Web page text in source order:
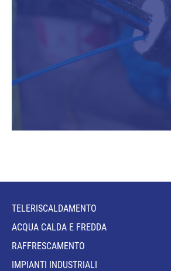
TELERISCALDAMENTO
ACQUA CALDA E FREDDA
RAFFRESCAMENTO
IMPIANTI INDUSTRIALI